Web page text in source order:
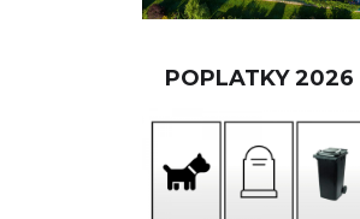
POPLATKY 2026